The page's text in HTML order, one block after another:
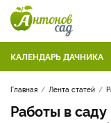
КАЛЕНДАРЬ ДАЧНИКА
Главная Лента статей
Работы в